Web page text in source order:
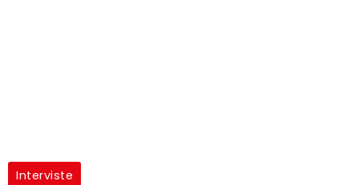
Interviste